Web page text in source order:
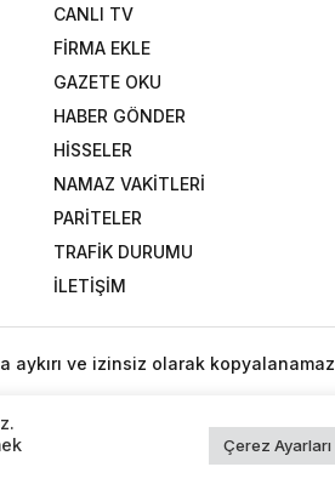
CANLI TV
FİRMA EKLE
GAZETE OKU
HABER GÖNDER
HİSSELER
NAMAZ VAKİTLERİ
PARİTELER
TRAFİK DURUMU
İLETİŞİM
ve izinsiz olarak kopyalanamaz,
Çerez Ayarları